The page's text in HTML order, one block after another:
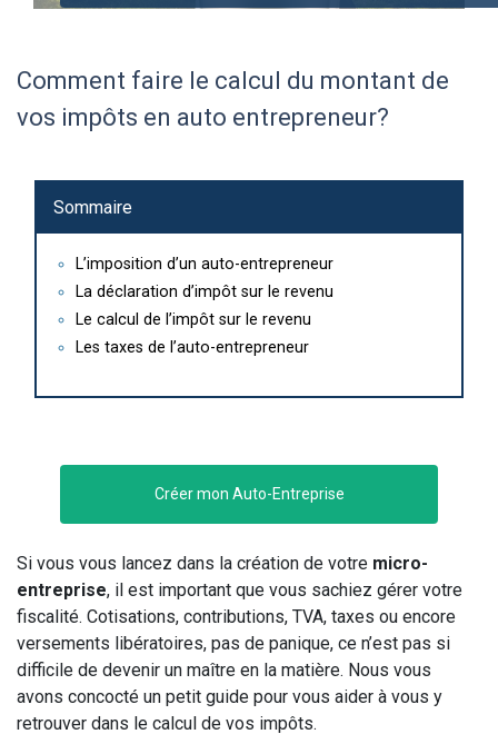
Comment faire le calcul du montant de
vos impôts en auto entrepreneur?
Sommaire
L’imposition d’un auto-entrepreneur
La déclaration d’impôt sur le revenu
Le calcul de l’impôt sur le revenu
Les taxes de l’auto-entrepreneur
Créer mon Auto-Entreprise
Si vous vous lancez dans la création de votre micro-
entreprise, il est important que vous sachiez gérer votre
fiscalité. Cotisations, contributions, TVA, taxes ou encore
versements libératoires, pas de panique, ce n’est pas si
difficile de devenir un maître en la matière. Nous vous
avons concocté un petit guide pour vous aider à vous y
retrouver dans le calcul de vos impôts.